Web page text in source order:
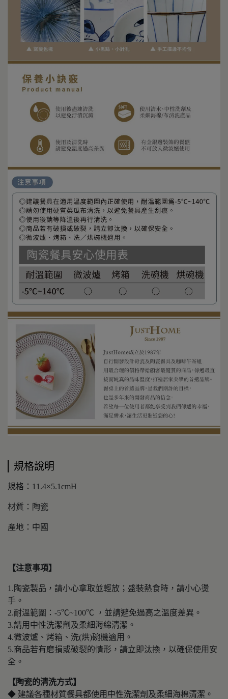
規格說明
規格：11.4×5.1cmH
材質：陶瓷
產地：中國
【注意事項】
1.陶瓷製品，請小心拿取並輕放；盛裝熱食時，請小心燙
手。
2.耐溫範圍：-5℃~100℃ ，並請避免過高之溫度差異。
3.請用中性洗潔劑及柔細海綿清潔。
4.微波爐、烤箱、洗(烘)碗機適用。
5.商品若有磨損或破裂的情形，請立即汰換，以確保使用安
全。
【陶瓷的清洗方式】
◆ 建議各種材質餐具都使用中性洗潔劑及柔細海棉清潔。